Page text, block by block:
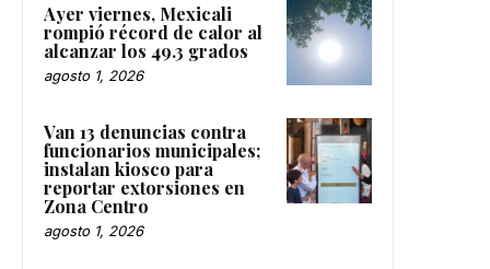
Ayer viernes, Mexicali
rompió récord de calor al
alcanzar los 49.3 grados
agosto 1, 2026
Van 13 denuncias contra
funcionarios municipales;
instalan kiosco para
reportar extorsiones en
Zona Centro
agosto 1, 2026